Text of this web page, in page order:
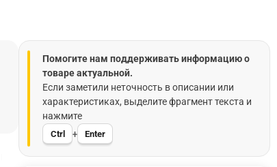
Помогите нам поддерживать информацию о
товаре актуальной.
Если заметили неточность в описании или
характеристиках, выделите фрагмент текста и
нажмите
Ctrl + Enter